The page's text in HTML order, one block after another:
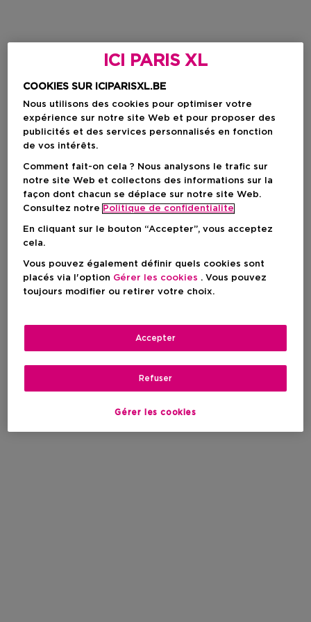
ICI PARIS XL
COOKIES SUR ICIPARISXL.BE
Nous utilisons des cookies pour optimiser votre
expérience sur notre site Web et pour proposer des
publicités et des services personnalisés en fonction
de vos intérêts.
Comment fait-on cela ? Nous analysons le trafic sur
notre site Web et collectons des informations sur la
façon dont chacun se déplace sur notre site Web.
Consultez notre Politique de confidentialite
En cliquant sur le bouton “Accepter”, vous acceptez
cela.
Vous pouvez également définir quels cookies sont
placés via l'option Gérer les cookies . Vous pouvez
toujours modifier ou retirer votre choix.
Gérer les cookies
Refuser
Accepter